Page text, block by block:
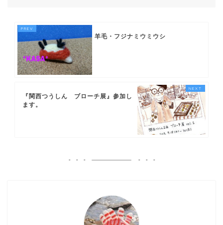
羊毛・フジナミウミウシ
『関西つうしん ブローチ展』参加し
ます。